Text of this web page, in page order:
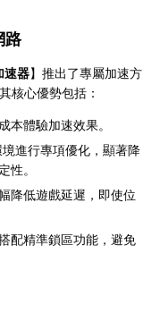
路
速器】推出了專屬加速方
核心優勢包括：
本體驗加速效果。
進行專項優化，顯著降
性。
降低遊戲延遲，即使位
配精準鎖區功能，避免